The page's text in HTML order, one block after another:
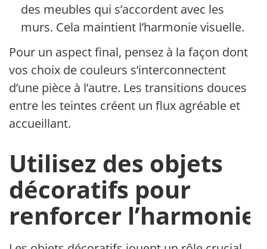
des meubles qui s’accordent avec les
murs. Cela maintient l’harmonie visuelle.
Pour un aspect final, pensez à la façon dont
vos choix de couleurs s’interconnectent
d’une pièce à l’autre. Les transitions douces
entre les teintes créent un flux agréable et
accueillant.
Utilisez des objets
décoratifs pour
renforcer l’harmonie